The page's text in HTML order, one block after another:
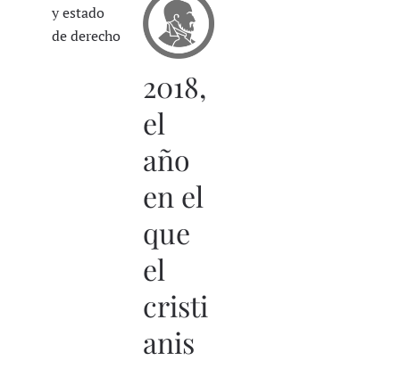
y estado
de derecho
2018,
el
año
en el
que
el
cristi
anis